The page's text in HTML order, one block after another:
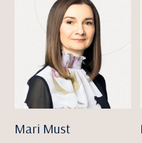
Mari Must